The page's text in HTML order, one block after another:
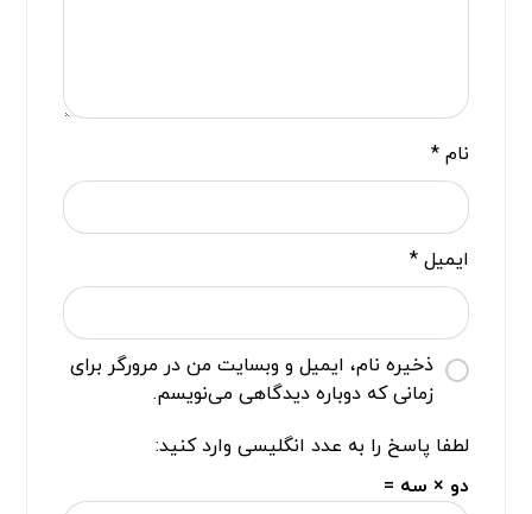
نام*
ایمیل*
ذخیره نام، ایمیل و وبسایت من در مرورگر برای
زمانی که دوباره دیدگاهی می‌نویسم.
لطفا پاسخ را به عدد انگلیسی وارد کنید:
دو × سه =